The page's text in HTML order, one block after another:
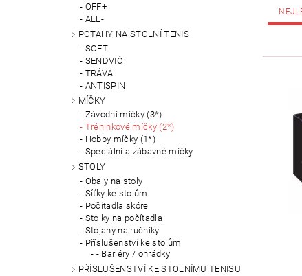
OFF+
ALL-
POTAHY NA STOLNÍ TENIS
SOFT
SENDVIČ
TRÁVA
ANTISPIN
MÍČKY
Závodní míčky (3*)
Tréninkové míčky (2*)
Hobby míčky (1*)
Speciální a zábavné míčky
STOLY
Obaly na stoly
Síťky ke stolům
Počítadla skóre
Stolky na počítadla
Stojany na ručníky
Příslušenství ke stolům
- Bariéry / ohrádky
PŘÍSLUŠENSTVÍ KE STOLNÍMU TENISU